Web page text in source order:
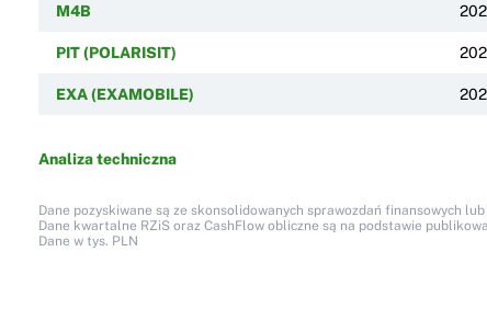
M4B
PIT (POLARISIT)
EXA (EXAMOBILE)
Analiza techniczna
Dane pozyskiwane są ze skonsolidowanych sprawozdań finansowych
Dane kwartalne RZiS oraz CashFlow obliczne są na podstawie
Dane w tys. PLN